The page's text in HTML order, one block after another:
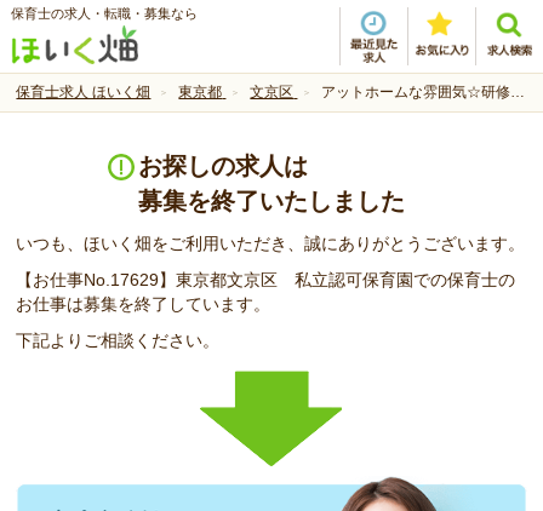
保育士の求人・転職・募集なら
保育士求人 ほいく畑 東京都 文京区 アットホームな雰囲気☆研修制度充実♪
お探しの求人は
募集を終了いたしました
いつも、ほいく畑をご利用いただき、誠にありがとうございます。
【お仕事No.17629】東京都文京区 私立認可保育園での保育士の
お仕事は募集を終了しています。
下記よりご相談ください。